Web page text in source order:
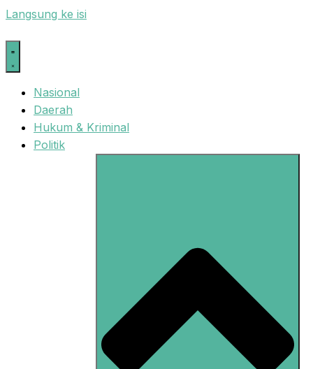
Langsung ke isi
Nasional
Daerah
Hukum & Kriminal
Politik